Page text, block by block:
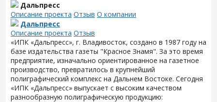
Дальпресс
Описание проекта Отзыв О компании
Дальпресс
Описание проекта Отзыв
«ИПК «Дальпресс», г. Владивосток, создано в 1987 году на
базе издательства газеты "Красное Знамя". За это время
предприятие, изначально ориентированное на газетное
производство, превратилось в крупнейший
полиграфический комплекс на Дальнем Востоке. Сегодня
«ИПК «Дальпресс» выпускает с высоким качеством
разнообразную полиграфическую продукцию: